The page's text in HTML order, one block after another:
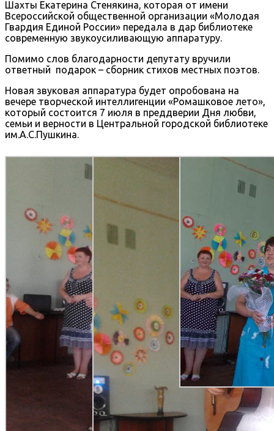
Шахты Екатерина Стенякина, которая от имени
Всероссийской общественной организации «Молодая
Гвардия Единой России» передала в дар библиотеке
современную звукоусиливающую аппаратуру.
Помимо слов благодарности депутату вручили
ответный подарок – сборник стихов местных поэтов.
Новая звуковая аппаратура будет опробована на
вечере творческой интеллигенции «Ромашковое лето»,
который состоится 7 июля в преддверии Дня любви,
семьи и верности в Центральной городской библиотеке
им.А.С.Пушкина.